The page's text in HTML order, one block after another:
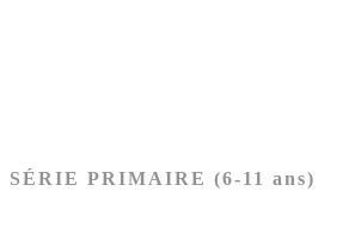
SÉRIE PRIMAIRE (6-11 ans)